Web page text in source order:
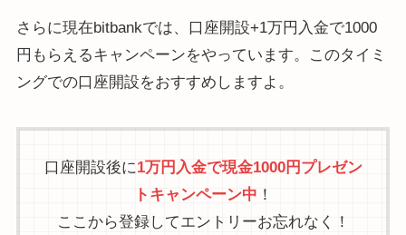
さらに現在bitbankでは、口座開設+1万円入金で1000
円もらえるキャンペーンをやっています。このタイミ
ングでの口座開設をおすすめしますよ。
口座開設後に1万円入金で現金1000円プレゼン
トキャンペーン中 ！
ここから登録してエントリーお忘れなく！